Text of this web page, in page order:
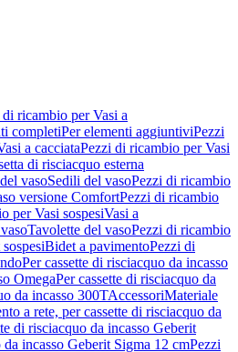
di ricambio per Vasi a
completiPer elementi aggiuntiviPezzi
a cacciataPezzi di ricambio per Vasi
di risciacquo esterna
vasoSedili del vasoPezzi di ricambio
versione ComfortPezzi di ricambio
per Vasi sospesiVasi a
Tavolette del vasoPezzi di ricambio
Bidet a pavimentoPezzi di
Per cassette di risciacquo da incasso
OmegaPer cassette di risciacquo da
da incasso 300TAccessoriMateriale
a rete, per cassette di risciacquo da
di risciacquo da incasso Geberit
incasso Geberit Sigma 12 cmPezzi